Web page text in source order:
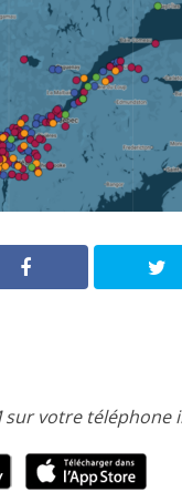
sur votre téléphone